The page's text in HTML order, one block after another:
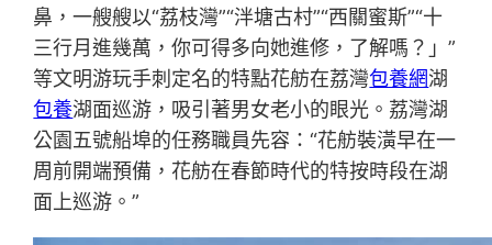
鼻，一艘艘以“荔枝灣”“泮塘古村”“西關蜜斯”“十
三行月進幾萬，你可得多向她進修，了解嗎？」”
等文明游玩手刺定名的特點花舫在荔灣包養網湖
包養湖面巡游，吸引著男女老小的眼光。荔灣湖
公園五號船埠的任務職員先容：“花舫裝潢早在一
周前開端預備，花舫在春節時代的特按時段在湖
面上巡游。”